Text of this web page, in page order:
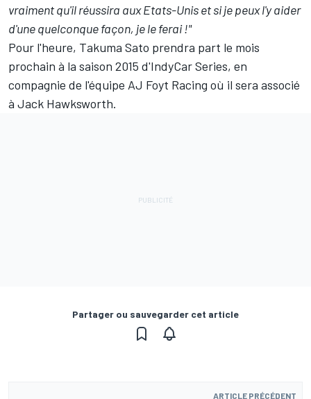
vraiment qu'il réussira aux Etats-Unis et si je peux l'y aider
d'une quelconque façon, je le ferai !"
Pour l'heure, Takuma Sato prendra part le mois
prochain à la saison 2015 d'IndyCar Series, en
compagnie de l'équipe AJ Foyt Racing où il sera associé
à Jack Hawksworth.
Partager ou sauvegarder cet article
ARTICLE PRÉCÉDENT